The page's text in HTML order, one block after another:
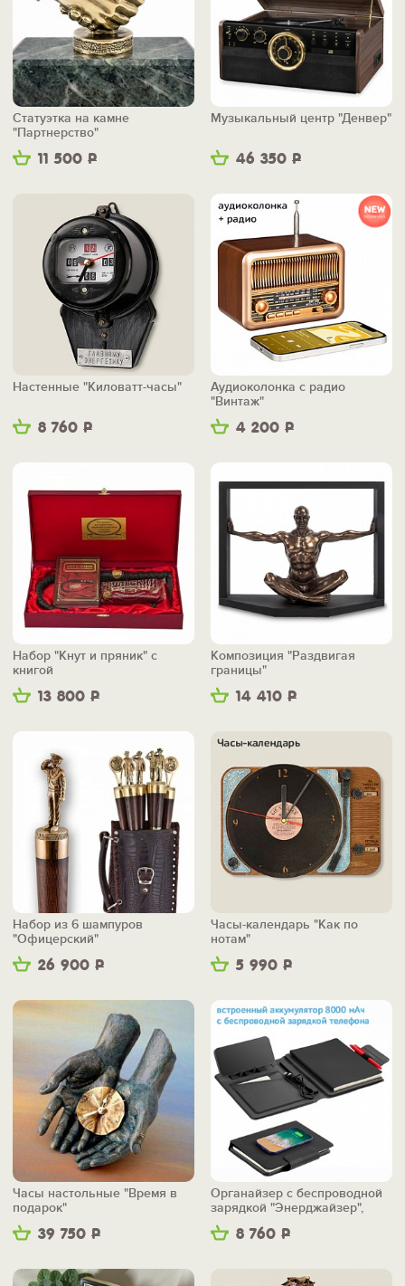
11 500 Р
Статуэтка на камне
"Партнерство"
46 350 Р
Музыкальный центр "Денвер"
8 760 Р
Настенные "Киловатт-часы"
4 200 Р
Аудиоколонка с радио
"Винтаж"
13 800 Р
Набор "Кнут и пряник" с
книгой
14 410 Р
Композиция "Раздвигая
границы"
26 900 Р
Набор из 6 шампуров
"Офицерский"
5 990 Р
Часы-календарь "Как по
нотам"
39 750 Р
Часы настольные "Время в
подарок"
8 760 Р
Органайзер с беспроводной
зарядкой "Энерджайзер",
вер.2